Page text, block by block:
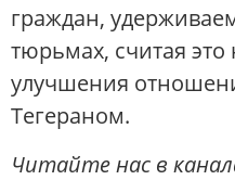
граждан,
тюрьмах, считая
улучшения
Тегераном.
Читайте нас в